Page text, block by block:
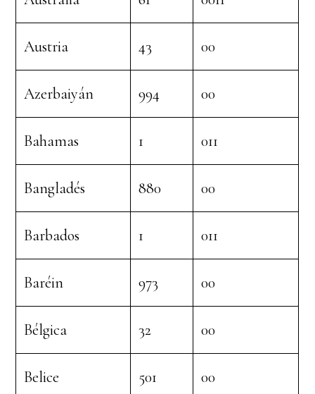
Austria 43 00
Azerbaiyán 994 00
Bahamas 1 011
Bangladés 880 00
Barbados 1 011
Baréin 973 00
Bélgica 32 00
Belice 501 00